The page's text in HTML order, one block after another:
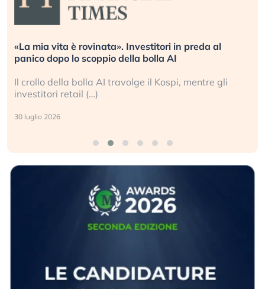
«La mia vita è rovinata». Investitori in preda al
panico dopo lo scoppio della bolla AI
Il crollo della bolla AI travolge il Kospi, mentre gli
investitori retail (…)
30 luglio 2026